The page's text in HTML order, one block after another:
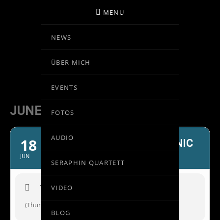
BIRGIT KOLAR
VIOLINE
MENU
NEWS
ÜBER MICH
EVENTS
FOTOS
AUDIO
SERAPHIN QUARTETT
VIDEO
BLOG
JUNE, 2015
18
JUN
COPENHAGEN PHILHARMONIC
TIME
(Thursday) 21:00